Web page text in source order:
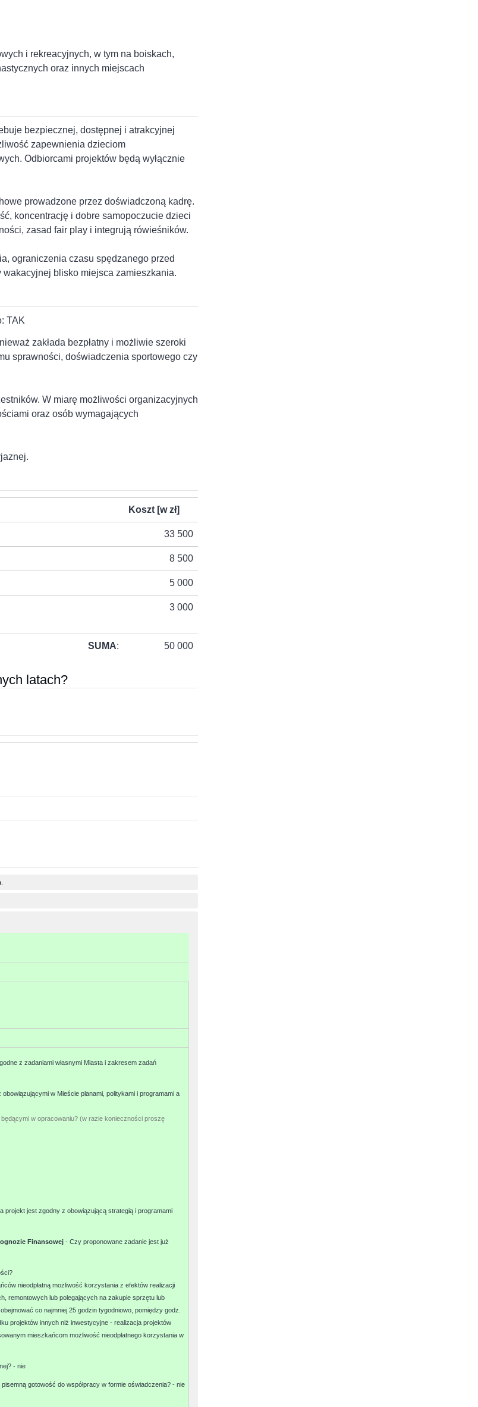
i rekreacyjnych, w tym na boiskach,
oraz innych miejscach
bezpiecznej, dostępnej i atrakcyjnej
zapewnienia dzieciom
Odbiorcami projektów będą wyłącznie
prowadzone przez doświadczoną kadrę.
koncentrację i dobre samopoczucie dzieci
zasad fair play i integrują rówieśników.
ograniczenia czasu spędzanego przed
wakacyjnej blisko miejsca zamieszkania.
TAK
zakłada bezpłatny i możliwie szeroki
sprawności, doświadczenia sportowego czy
W miarę możliwości organizacyjnych
oraz osób wymagających
Koszt [w zł]
33 500
8 500
5 000
3 000
SUMA: 50 000
latach?
z zadaniami własnymi Miasta i zakresem zadań
w Mieście planami, politykami i programami a
w opracowaniu? (w razie konieczności proszę
projekt jest zgodny z obowiązującą strategią i programami
Finansowej- Czy proponowane zadanie jest już
nieodpłatną możliwość korzystania z efektów realizacji
remontowych lub polegających na zakupie sprzętu lub
co najmniej 25 godzin tygodniowo, pomiędzy godz.
projektów innych niż inwestycyjne - realizacja projektów
mieszkańcom możliwość nieodpłatnego korzystania w
-nie
gotowość do współpracy w formie oświadczenia? -nie